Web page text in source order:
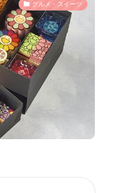
グルメ・スイーツ